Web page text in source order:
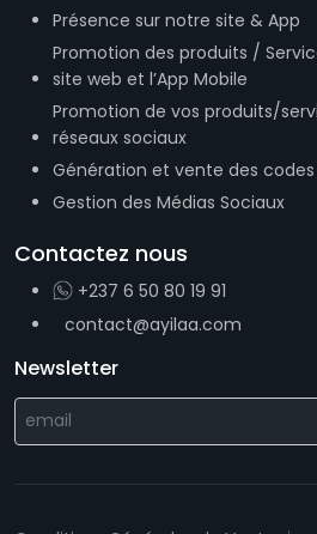
Présence sur notre site & App
Promotion des produits /
site web et l’App Mobile
Promotion de vos produits/
réseaux sociaux
Génération et vente des codes
Gestion des Médias Sociaux
Contactez nous
+237 6 50 80 19 91
contact@ayilaa.com
Newsletter